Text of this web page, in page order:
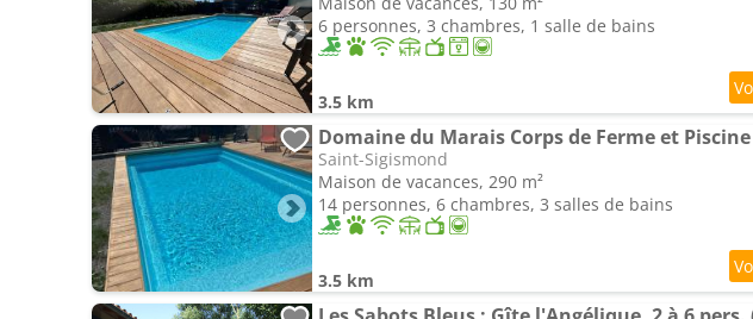
6 personnes, 3 chambres, 1 salle de bains
3.5 km
Domaine du Marais Corps de Ferme et Piscine
Saint-Sigismond
Maison de vacances, 290 m²
14 personnes, 6 chambres, 3 salles de bains
3.5 km